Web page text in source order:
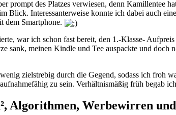
prompt des Platzes verwiesen, denn Kamillentee
Blick. Interessanterweise konnte ich dabei auch
dem Smartphone.
war ich schon fast bereit, den 1.-Klasse-
sank, meinen Kindle und Tee auspackte und
zielstrebig durch die Gegend, sodass ich froh
zu sein. Verhältnismäßig früh
Algorithmen, Werbewirren